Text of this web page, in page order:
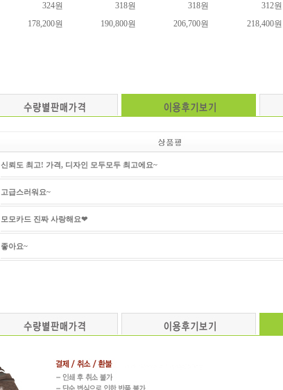
324원 318원 318원 312원
178,200원 190,800원 206,700원 218,400원
신뢰도 최고! 가격, 디자인 모두모두 최고에요~
고급스러워요~
모모카드 진짜 사랑해요❤
좋아요~